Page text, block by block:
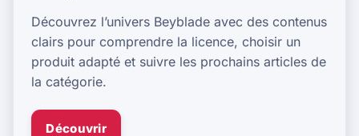
Découvrez l’univers Beyblade avec des contenus
clairs pour comprendre la licence, choisir un
produit adapté et suivre les prochains articles de
la catégorie.
Découvrir